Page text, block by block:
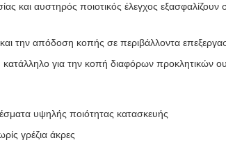
και αυστηρός ποιοτικός έλεγχος
και την απόδοση κοπής σε περιβάλλοντα
κατάλληλο για την κοπή διαφόρων προκλητικών
υψηλής ποιότητας κατασκευής
γρέζια άκρες